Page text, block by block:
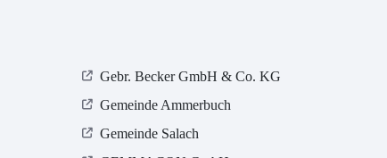
Gebr. Becker GmbH & Co. KG
Gemeinde Ammerbuch
Gemeinde Salach